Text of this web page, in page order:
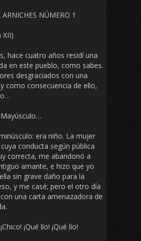
NÚMERO 1
XII)
hace cuatro años residí una
en este pueblo, como sabes.
desgraciados con una
como consecuencia de ello,
Mayúsculo…
era niño. La mujer
conducta según pública
correcta, me abandonó a
amante, e hizo que yo
sin grave daño para la
y me casé; pero el otro día
una carta amenazadora de
¡Qué lío! ¡Qué lío!